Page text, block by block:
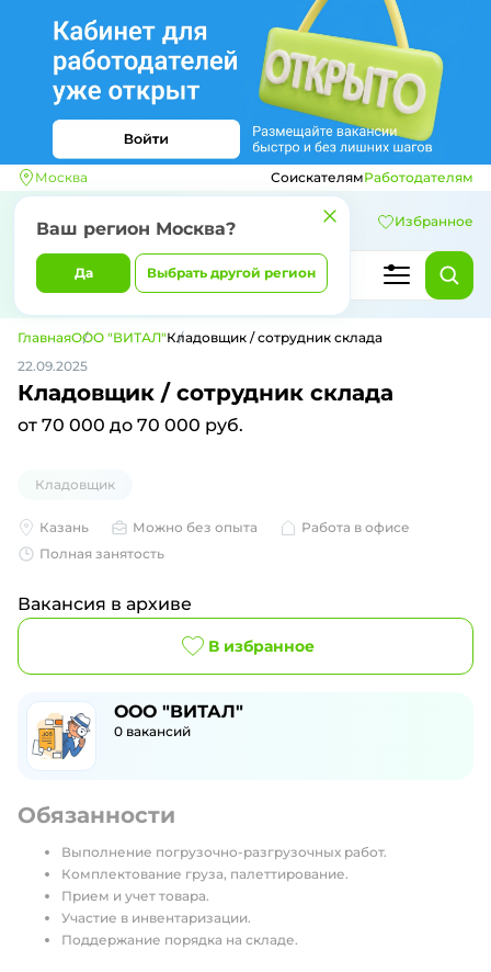
Москва
Ваш регион Москва?
Да Выбрать другой регион
СоискателямРаботодателям
Избранное
ГлавнаяООО "ВИТАЛ"Кладовщик / сотрудник склада
22.09.2025
Кладовщик / сотрудник склада
от 70 000 до 70 000 руб.
Кладовщик
Казань Можно без опыта
Работа в офисе
Полная занятость
Вакансия в архиве
В избранное
ООО "ВИТАЛ"
0 вакансий
Обязанности
Выполнение погрузочно-разгрузочных работ.
Комплектование груза, палеттирование.
Прием и учет товара.
Участие в инвентаризации.
Поддержание порядка на складе.